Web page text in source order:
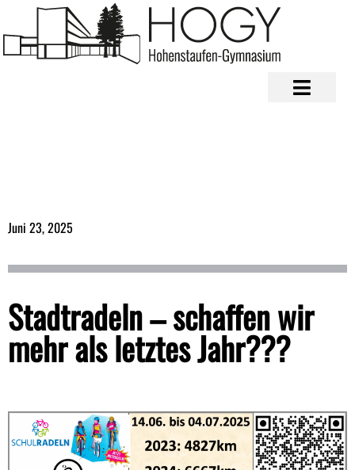
Juni 23, 2025
Stadtradeln – schaffen wir
mehr als letztes Jahr???